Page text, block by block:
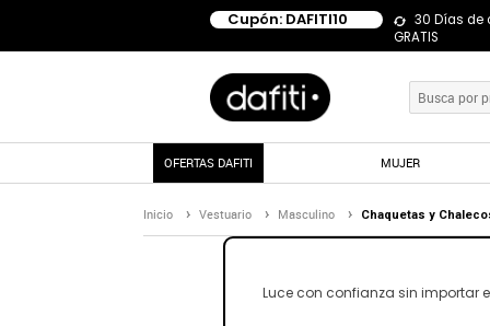
Cupón: DAFITI10
30 Días de
GRATIS
OFERTAS DAFITI MUJER
Inicio Vestuario Masculino Chaquetas y
Luce con confianza sin importar